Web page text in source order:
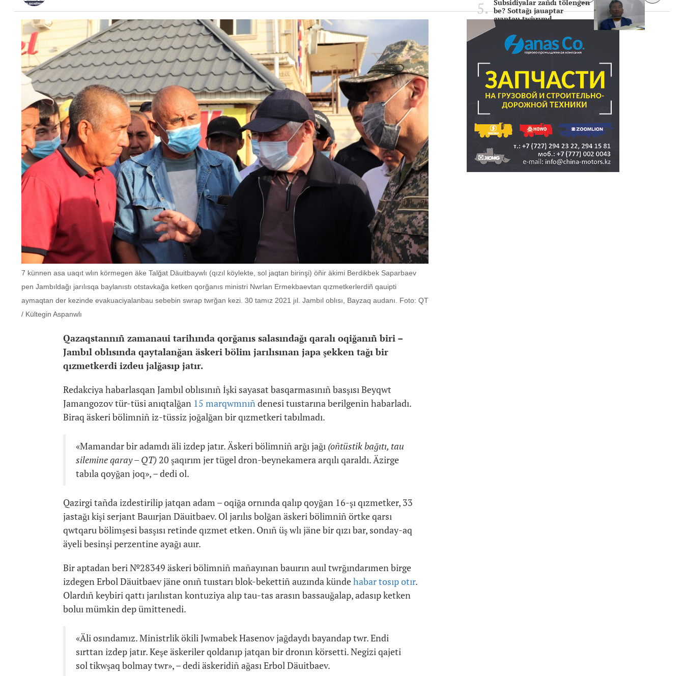
7 künnen asa uaqıt wlın körmegen äke Talğat Däuitbaywlı (qızıl köylekte, sol jaqtan birinşi) öñir äkimi Berdikbek Saparbaev
pen Jambıldağı jarılısqa baylanıstı otstavkağa ketken qorğanıs ministri Nwrlan Ermekbaevtan qızmetkerlerdiñ qauipti
aymaqtan der kezinde evakuaciyalanbau sebebin swrap twrğan kezi. 30 tamız 2021 jıl. Jambıl oblısı, Bayzaq audanı. Foto: QT
/ Kültegin Aspanwlı
Qazaqstannıñ zamanaui tarihında qorğanıs salasındağı qaralı oqiğanıñ biri –
Jambıl oblısında qaytalanğan äskeri bölim jarılısınan japa şekken tağı bir
qızmetkerdi izdeu jalğasıp jatır.
Redakciya habarlasqan Jambıl oblısınıñ İşki sayasat basqarmasınıñ basşısı Beyqwt
Jamangozov tür-tüsi anıqtalğan 15 marqwmnıñdenesi tuıstarına berilgenin habarladı.
Biraq äskeri bölimniñ iz-tüssiz joğalğan bir qızmetkeri tabılmadı.
«Mamandar bir adamdı äli izdep jatır. Äskeri bölimniñ arğı jağı(oñtüstik bağıtı, tau
silemine qaray – QT)20 şaqırım jer tügel dron-beynekamera arqılı qaraldı. Äzirge
tabıla qoyğan joq», – dedi ol.
Qazirgi tañda izdestirilip jatqan adam – oqiğa ornında qalıp qoyğan 16-şı qızmetker, 33
jastağı kişi serjant Bauırjan Däuitbaev. Ol jarılıs bolğan äskeri bölimniñ örtke qarsı
qwtqaru bölimşesi basşısı retinde qızmet etken. Onıñ üş wlı jäne bir qızı bar, sonday-aq
äyeli besinşi perzentine ayağı auır.
Bir aptadan beri №28349 äskeri bölimniñ mañayınan bauırın auıl twrğındarımen birge
izdegen Erbol Däuitbaev jäne onıñ tuıstarı blok-bekettiñ auzında kündehabar tosıp otır.
Olardıñ keybiri qattı jarılıstan kontuziya alıp tau-tas arasın bassauğalap, adasıp ketken
boluı mümkin dep ümittenedi.
«Äli osındamız. Ministrlik ökili Jwmabek Hasenov jağdaydı bayandap twr. Endi
sırttan izdep jatır. Keşe äskeriler qoldanıp jatqan bir dronın körsetti. Negizi qajeti
sol tikwşaq bolmay twr», – dedi äskeridiñ ağası Erbol Däuitbaev.
Subsidiyalar zañdı tölengen
be? Sottağı jauaptar
ayıptau twjırımd..